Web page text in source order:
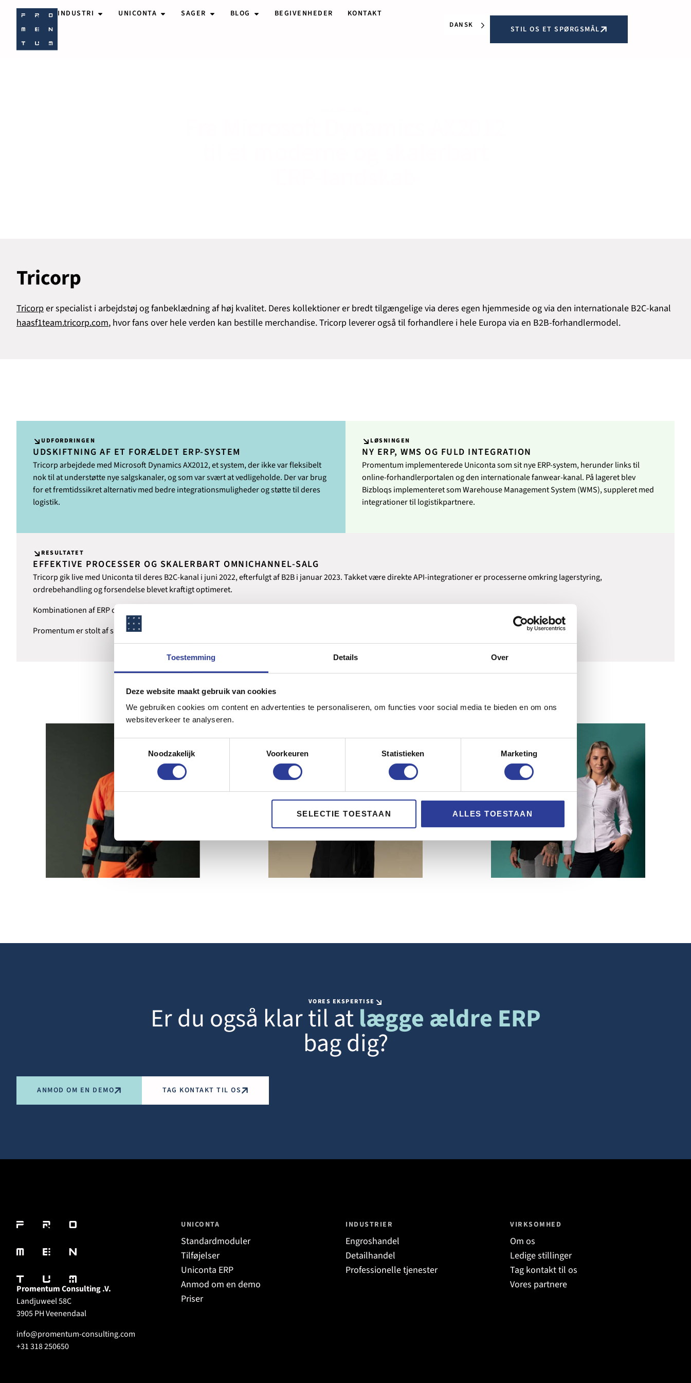
Toestemming Details Over
Deze website maakt gebruik van cookies
We gebruiken cookies om content en advertenties te personaliseren, om functies voor social media te bieden en om ons
websiteverkeer te analyseren.
Noodzakelijk
Voorkeuren Statistieken Marketing
SELECTIE TOESTAAN ALLES TOESTAAN
INDUSTRI UNICONTA SAGER BLOG BEGIVENHEDER KONTAKT
DANSK STIL OS ET SPØRGSMÅL
Tricorp
Tricorper specialist i arbejdstøj og fanbeklædning af høj kvalitet. Deres kollektioner er bredt tilgængelige via deres egen hjemmeside og via den internationale B2C-kanal
haasf1team.tricorp.com, hvor fans over hele verden kan bestille merchandise. Tricorp leverer også til forhandlere i hele Europa via en B2B-forhandlermodel.
UDFORDRINGEN
UDSKIFTNING AF ET FORÆLDET ERP-SYSTEM
Tricorp arbejdede med Microsoft Dynamics AX2012, et system, der ikke var fleksibelt
nok til at understøtte nye salgskanaler, og som var svært at vedligeholde. Der var brug
for et fremtidssikret alternativ med bedre integrationsmuligheder og støtte til deres
logistik.
LØSNINGEN
NY ERP, WMS OG FULD INTEGRATION
Promentum implementerede Uniconta som sit nye ERP-system, herunder links til
online-forhandlerportalen og den internationale fanwear-kanal. På lageret blev
Bizbloqs implementeret som Warehouse Management System (WMS), suppleret med
integrationer til logistikpartnere.
RESULTATET
EFFEKTIVE PROCESSER OG SKALERBART OMNICHANNEL-SALG
Tricorp gik live med Uniconta til deres B2C-kanal i juni 2022, efterfulgt af B2B i januar 2023. Takket være direkte API-integrationer er processerne omkring lagerstyring,
ordrebehandling og forsendelse blevet kraftigt optimeret.
Kombinationen af ERP og WMS udgør nu rygraden i Tricorps omnichannel-strategi - velegnet til både engros- og internationale forbrugerforsendelser.
Promentum er stolt af sit bidrag til denne digitale transformation og ser frem til yderligere samarbejde om at styrke Tricorps markedsposition.
VORES EKSPERTISE
Er du også klar til atlægge ældre ERP
bag dig?
ANMOD OM EN DEMO TAG KONTAKT TIL OS
Promentum Consulting .V.
Landjuweel 58C
3905 PH Veenendaal
info@promentum-consulting.com
+31 318 250650
UNICONTA
Standardmoduler
Tilføjelser
Uniconta ERP
Anmod om en demo
Priser
INDUSTRIER
Engroshandel
Detailhandel
Professionelle tjenester
VIRKSOMHED
Om os
Ledige stillinger
Tag kontakt til os
Vores partnere